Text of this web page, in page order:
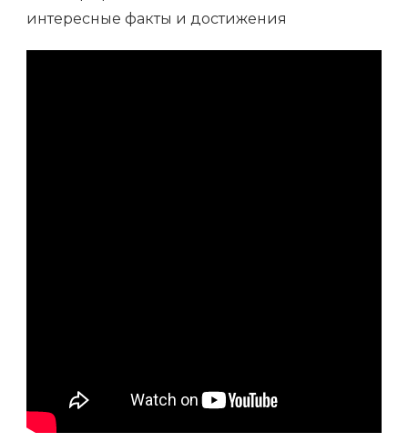
УДИВИТЕЛЬНАЯ